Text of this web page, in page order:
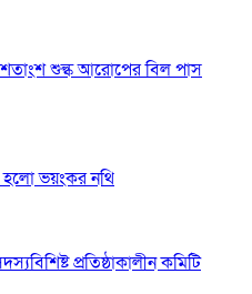
শুল্ক আরোপের বিল পাস
হলো ভয়ংকর নথি
প্রতিষ্ঠাকালীন কমিটি